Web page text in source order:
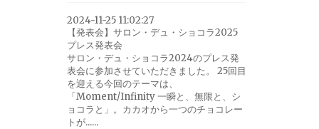
2024-11-25 11:02:27
【発表会】サロン・デュ・ショコラ2025
プレス発表会
サロン・デュ・ショコラ2024のプレス発
表会に参加させていただきました。 25回目
を迎える今回のテーマは、
「Moment/Infinity 一瞬と、無限と、シ
ョコラと」。カカオから一つのチョコレー
トが......